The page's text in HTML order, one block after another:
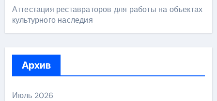
Аттестация реставраторов для работы на объектах
культурного наследия
Архив
Июль 2026